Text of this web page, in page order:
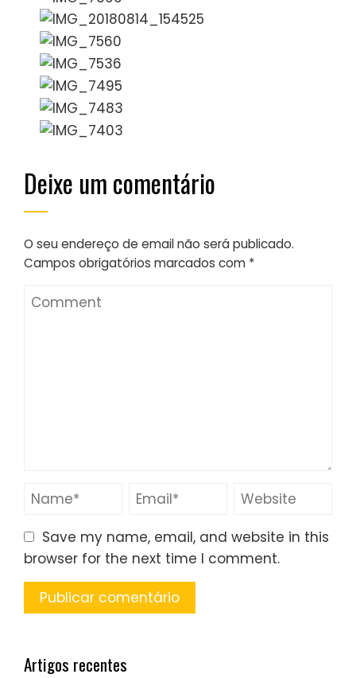
Deixe um comentário
O seu endereço de email não será publicado.
Campos obrigatórios marcados com *
Save my name, email, and website in this
browser for the next time I comment.
Artigos recentes